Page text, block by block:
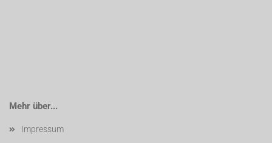
Mehr über...
Impressum